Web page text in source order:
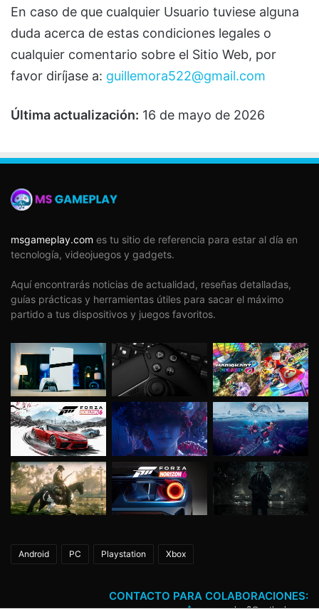
En caso de que cualquier Usuario tuviese alguna
duda acerca de estas condiciones legales o
cualquier comentario sobre el Sitio Web, por
favor diríjase a: guillemora522@gmail.com
Última actualización: 16 de mayo de 2026
msgameplay.com es tu sitio de referencia para estar al día en
tecnología, videojuegos y gadgets.
Aquí encontrarás noticias de actualidad, reseñas detalladas,
guías prácticas y herramientas útiles para sacar el máximo
partido a tus dispositivos y juegos favoritos.
Android PC Playstation Xbox
CONTACTO PARA COLABORACIONES: